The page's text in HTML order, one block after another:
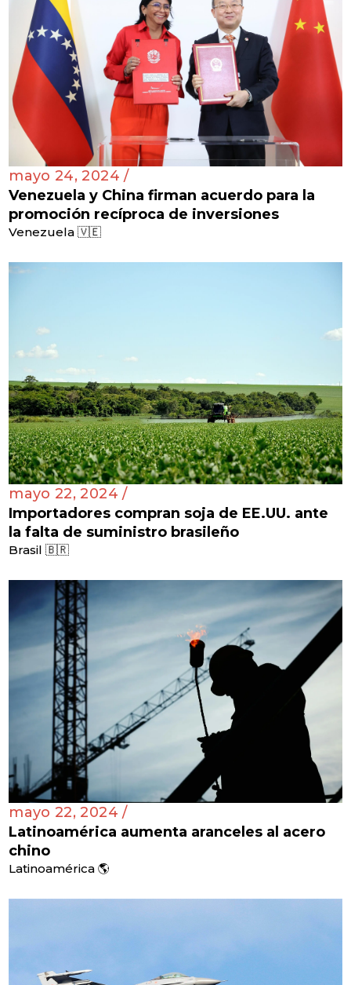
mayo 24, 2024 /
Venezuela y China firman acuerdo para la
promoción recíproca de inversiones
Venezuela 🇻🇪
mayo 22, 2024 /
Importadores compran soja de EE.UU. ante
la falta de suministro brasileño
Brasil 🇧🇷
mayo 22, 2024 /
Latinoamérica aumenta aranceles al acero
chino
Latinoamérica 🌎